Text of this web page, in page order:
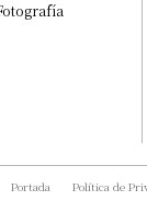
Portada
Política de